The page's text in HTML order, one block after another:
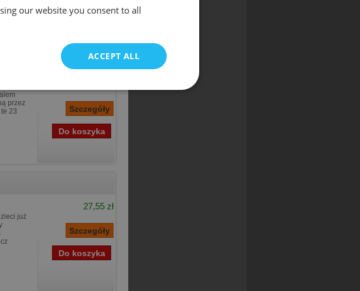
przez
23
już
27,55 zł
our website you consent to all
ACCEPT ALL